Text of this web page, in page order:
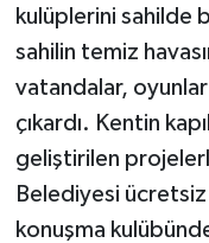
kulüplerini sahilde
sahilin temiz
vatandalar,
çıkardı. Kentin
geliştirilen
Belediyesi
konuşma